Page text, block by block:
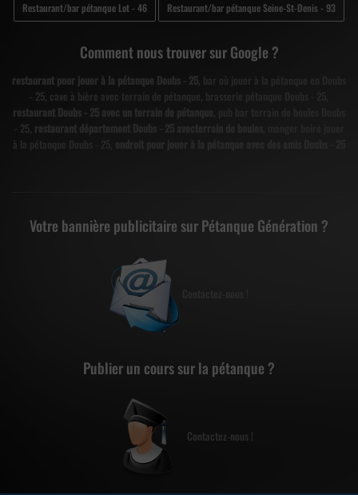
Restaurant/bar pétanque Lot - 46 Restaurant/bar pétanque Seine-St-Denis - 93
Comment nous trouver sur Google ?
restaurant pour jouer à la pétanque Doubs - 25, bar où jouer à la pétanque en Doubs
- 25, cave à bière avec terrain de pétanque, brasserie pétanque Doubs - 25,
restaurant Doubs - 25 avec un terrain de pétanque
- 25, restaurant département Doubs - 25 avecterrain de boules
à la pétanque Doubs - 25,
Votre bannière publicitaire sur Pétanque Génération ?
Publier un cours sur la pétanque ?
Contactez-nous !